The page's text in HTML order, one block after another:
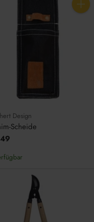
Anzahl
Design
Scheide